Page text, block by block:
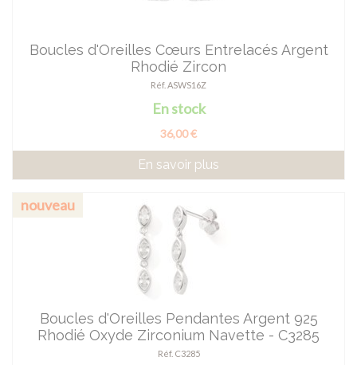
Boucles d'Oreilles Cœurs Entrelacés Argent
Rhodié Zircon
Réf. ASWS16Z
En stock
36,00 €
En savoir plus
nouveau
Boucles d'Oreilles Pendantes Argent 925
Rhodié Oxyde Zirconium Navette - C3285
Réf. C3285